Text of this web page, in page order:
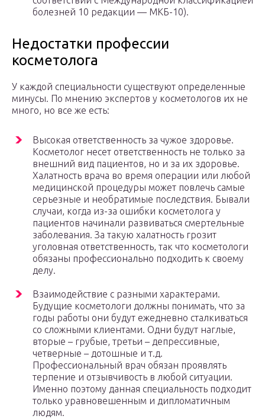
болезней 10 редакции — МКБ-10).
Недостатки профессии
косметолога
У каждой специальности существуют определенные
минусы. По мнению экспертов у косметологов их не
много, но все же есть:
Высокая ответственность за чужое здоровье.
Косметолог несет ответственность не только за
внешний вид пациентов, но и за их здоровье.
Халатность врача во время операции или любой
медицинской процедуры может повлечь самые
серьезные и необратимые последствия. Бывали
случаи, когда из-за ошибки косметолога у
пациентов начинали развиваться смертельные
заболевания. За такую халатность грозит
уголовная ответственность, так что косметологи
обязаны профессионально подходить к своему
делу.
Взаимодействие с разными характерами.
Будущие косметологи должны понимать, что за
годы работы они будут ежедневно сталкиваться
со сложными клиентами. Одни будут наглые,
вторые – грубые, третьи – депрессивные,
четверные – дотошные и т.д.
Профессиональный врач обязан проявлять
терпение и отзывчивость в любой ситуации.
Именно поэтому данная специальность подходит
только уравновешенным и дипломатичным
людям.